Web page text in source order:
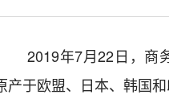
2019年7月22日，商
产于欧盟、日本、韩国